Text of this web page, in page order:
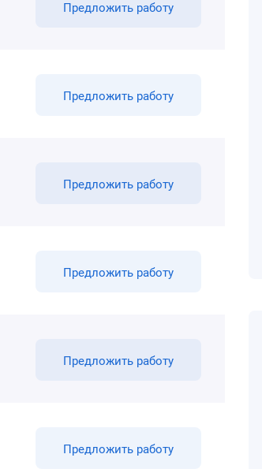
Предложить работу
Предложить работу
Предложить работу
Предложить работу
Предложить работу
Предложить работу